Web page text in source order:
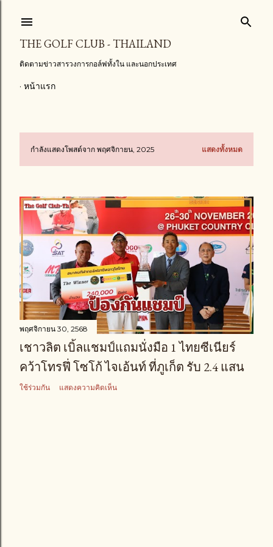
THE GOLF CLUB - THAILAND
ติดตามข่าวสารวงการกอล์ฟทั้งใน และนอกประเทศ
หน้าแรก
บ
ท
ค
ว
า
ม
กำลังแสดงโพสต์จาก พฤศจิกายน, 2025 แสดงทั้งหมด
พฤศจิกายน 30, 2568
เชาวลิต เบิ้ลแชมป์แถมนั่งมือ 1 ไทยซีเนียร์
คว้าโทรฟึ่ โซโก้ ไจเอ้นท์ ที่ภูเก็ต รับ 2.4 แสน
ใช้ร่วมกัน แสดงความคิดเห็น